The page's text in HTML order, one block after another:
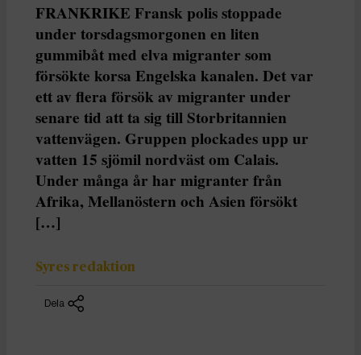
FRANKRIKE Fransk polis stoppade
under torsdagsmorgonen en liten
gummibåt med elva migranter som
försökte korsa Engelska kanalen. Det var
ett av flera försök av migranter under
senare tid att ta sig till Storbritannien
vattenvägen. Gruppen plockades upp ur
vatten 15 sjömil nordväst om Calais.
Under många år har migranter från
Afrika, Mellanöstern och Asien försökt
[…]
Syres redaktion
Dela